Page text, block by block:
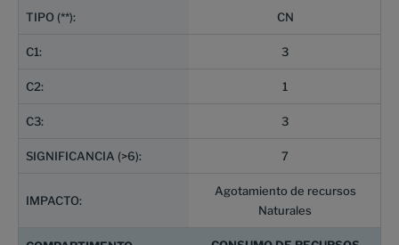
CN
3
1
3
7
Agotamiento de recursos
Naturales